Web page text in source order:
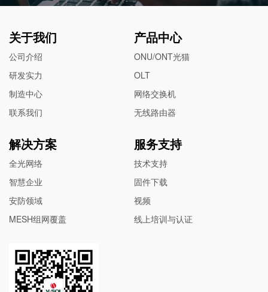
关于我们
公司介绍
研发实力
制造中心
联系我们
产品中心
ONU/ONT光猫
OLT
网络交换机
无线路由器
解决方案
全光网络
智慧企业
安防领域
MESH组网覆盖
服务支持
技术支持
固件下载
视频
线上培训与认证